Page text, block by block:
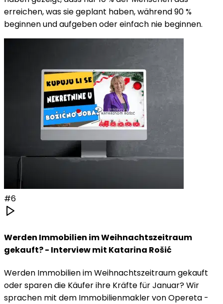
erreichen, was sie geplant haben, während 90 %
beginnen und aufgeben oder einfach nie beginnen.
#6
Werden Immobilien im Weihnachtszeitraum
gekauft? - Interview mit Katarina Rošić
Werden Immobilien im Weihnachtszeitraum gekauft
oder sparen die Käufer ihre Kräfte für Januar? Wir
sprachen mit dem Immobilienmakler von Opereta -